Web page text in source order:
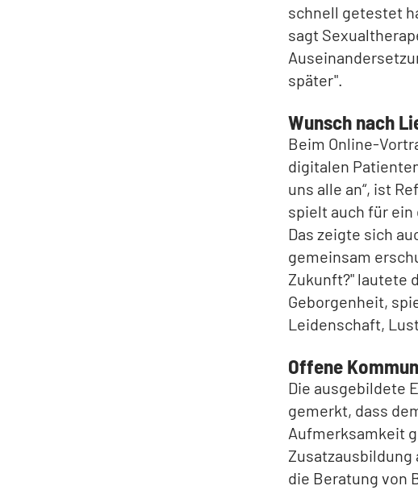
schnell getestet
sagt
später".
Wunsch nach
Beim Online-
digitalen
uns alle an“, ist
spielt auch für
Das zeigte sich
gemeinsam
Zukunft?" lautete
Geborgenheit,
Leidenschaft,
Offene
Die ausgebildete
gemerkt, dass
Aufmerksamkeit
die Beratung von